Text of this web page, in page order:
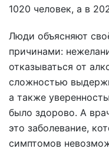
1020 человек, а в
Люди объясняют
причинами:
отказываться от
сложностью
а также
было здорово. А
это заболевание,
симптомов